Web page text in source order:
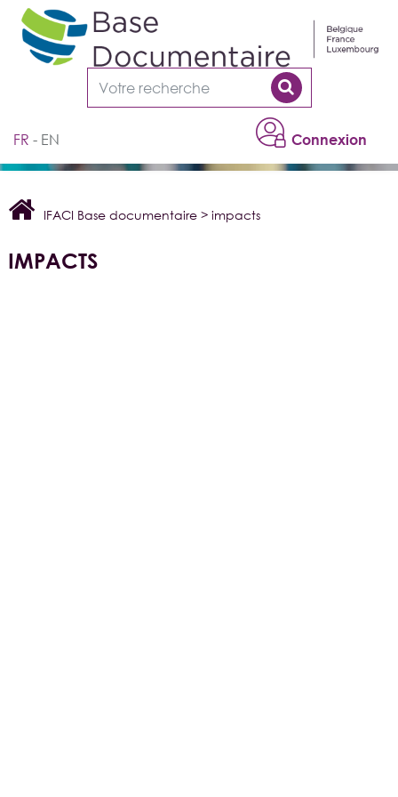
Connexion
FR EN
IFACI Base documentaire > impacts
IMPACTS
Cookies management panel